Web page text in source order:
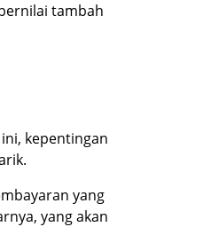
tambah
kepentingan
yang
yang akan